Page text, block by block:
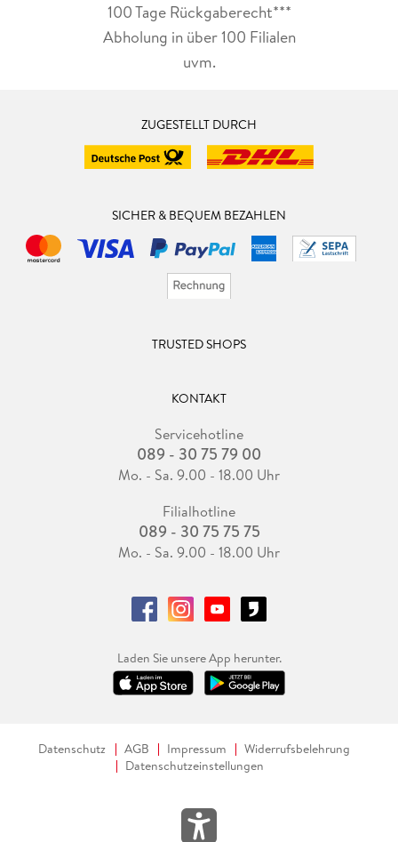
100 Tage Rückgaberecht***
Abholung in über 100 Filialen
uvm.
ZUGESTELLT DURCH
SICHER & BEQUEM BEZAHLEN
TRUSTED SHOPS
KONTAKT
Servicehotline
089 - 30 75 79 00
Mo. - Sa. 9.00 - 18.00 Uhr
Filialhotline
089 - 30 75 75 75
Mo. - Sa. 9.00 - 18.00 Uhr
Laden Sie unsere App herunter.
Datenschutz AGB Impressum
Widerrufsbelehrung
Datenschutzeinstellungen